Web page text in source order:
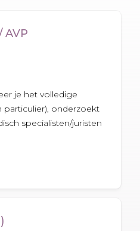
AVP
je het volledige
particulier), onderzoekt
specialisten/juristen